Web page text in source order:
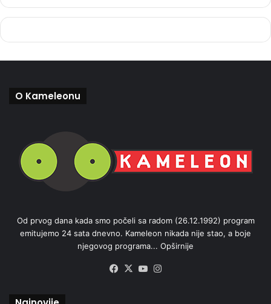
O Kameleonu
Od prvog dana kada smo počeli sa radom (26.12.1992) program
emitujemo 24 sata dnevno. Kameleon nikada nije stao, a boje
njegovog programa... Opširnije
Facebook
X YouTube